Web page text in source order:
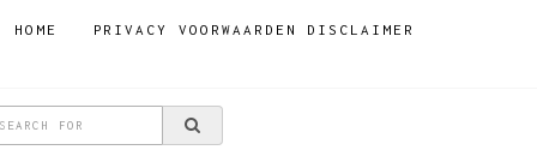
HOME PRIVACY VOORWAARDEN DISCLAIMER